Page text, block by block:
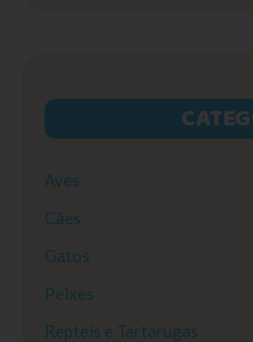
Aves
Cães
Gatos
Peixes
Repteis e Tartarugas